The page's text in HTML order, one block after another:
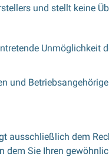
und stellt keine
Unmöglichkeit
und
ausschließlich dem
dem Sie Ihren